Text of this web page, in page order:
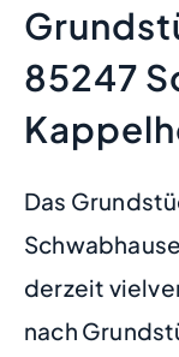
85247
Das
derzeit
nach